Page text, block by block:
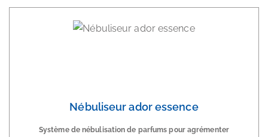
Nébuliseur ador essence
Système de nébulisation de parfums pour agrémenter